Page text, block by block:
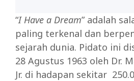
“I Have a Dream” adalah
paling terkenal dan
sejarah dunia. Pidato ini
28 Agustus 1963 oleh Dr.
Jr. di hadapan sekitar